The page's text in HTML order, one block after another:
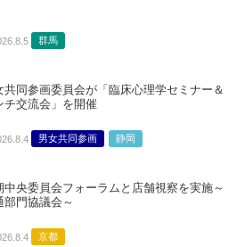
群馬
共同参画委員会が「臨床心理学セミナー＆
チ交流会」を開催
男女共同参画 静岡
中央委員会フォーラムと店舗視察を実施～
部門協議会～
京都